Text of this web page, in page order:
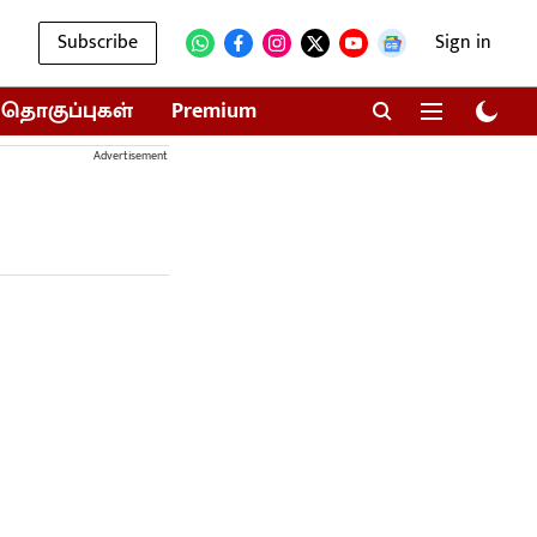
Subscribe Sign in
தொகுப்புகள் Premium
Advertisement